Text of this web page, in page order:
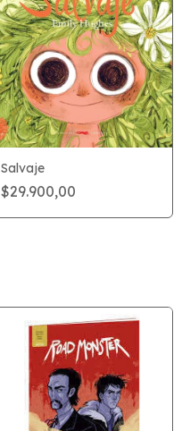
Salvaje
$29.900,00